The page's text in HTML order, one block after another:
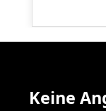
Keine